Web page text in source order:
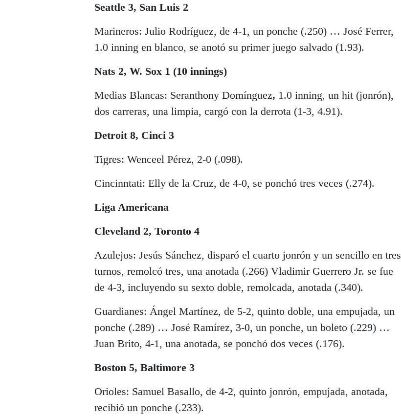
Seattle 3, San Luis 2
Marineros: Julio Rodríguez, de 4-1, un ponche (.250) … José Ferrer,
1.0 inning en blanco, se anotó su primer juego salvado (1.93).
Nats 2, W. Sox 1 (10 innings)
Medias Blancas: Seranthony Domínguez, 1.0 inning, un hit (jonrón),
dos carreras, una limpia, cargó con la derrota (1-3, 4.91).
Detroit 8, Cinci 3
Tigres: Wenceel Pérez, 2-0 (.098).
Cincinntati: Elly de la Cruz, de 4-0, se ponchó tres veces (.274).
Liga Americana
Cleveland 2, Toronto 4
Azulejos: Jesús Sánchez, disparó el cuarto jonrón y un sencillo en tres
turnos, remolcó tres, una anotada (.266) Vladimir Guerrero Jr. se fue
de 4-3, incluyendo su sexto doble, remolcada, anotada (.340).
Guardianes: Ángel Martínez, de 5-2, quinto doble, una empujada, un
ponche (.289) … José Ramírez, 3-0, un ponche, un boleto (.229) …
Juan Brito, 4-1, una anotada, se ponchó dos veces (.176).
Boston 5, Baltimore 3
Orioles: Samuel Basallo, de 4-2, quinto jonrón, empujada, anotada,
recibió un ponche (.233).